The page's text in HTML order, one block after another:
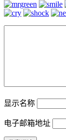
显示名称
电子邮箱地址